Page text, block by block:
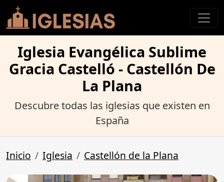
Iglesia Evangélica Sublime
Gracia Castelló - Castellón De
La Plana
Descubre todas las iglesias que existen en
España
Inicio Iglesia Castellón de la Plana